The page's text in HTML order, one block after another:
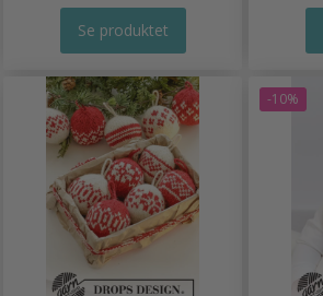
Se produktet
-10%